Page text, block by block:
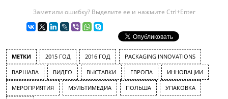
Заметили ошибку? Выделите ее и нажмите Ctrl+Enter
МЕТКИ 2015 ГОД 2016 ГОД PACKAGING INNOVATIONS
ВАРШАВА ВИДЕО ВЫСТАВКИ ЕВРОПА ИННОВАЦИИ
МЕРОПРИЯТИЯ МУЛЬТИМЕДИА ПОЛЬША УПАКОВКА